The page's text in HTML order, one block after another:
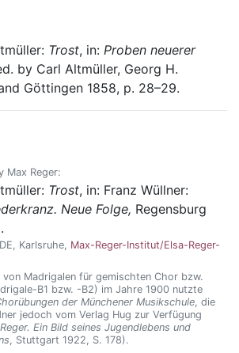
Trost, in: Proben neuerer
by Carl Altmüller, Georg H.
Göttingen 1858, p. 28–29.
Max Reger:
Trost, in: Franz Wüllner:
Neue Folge, Regensburg
.
DE, Karlsruhe, Max-Reger-Institut/Elsa-Reger-
von Madrigalen für gemischten Chor bzw.
B1 bzw. -B2) im Jahre 1900 nutzte
der Münchener Musikschule, die
jedoch vom Verlag Hug zur Verfügung
Ein Bild seines Jugendlebens und
, Stuttgart 1922, S. 178).